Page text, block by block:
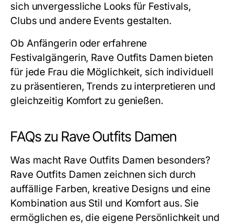
sich unvergessliche Looks für Festivals,
Clubs und andere Events gestalten.
Ob Anfängerin oder erfahrene
Festivalgängerin, Rave Outfits Damen bieten
für jede Frau die Möglichkeit, sich individuell
zu präsentieren, Trends zu interpretieren und
gleichzeitig Komfort zu genießen.
FAQs zu Rave Outfits Damen
Was macht Rave Outfits Damen besonders?
Rave Outfits Damen zeichnen sich durch
auffällige Farben, kreative Designs und eine
Kombination aus Stil und Komfort aus. Sie
ermöglichen es, die eigene Persönlichkeit und